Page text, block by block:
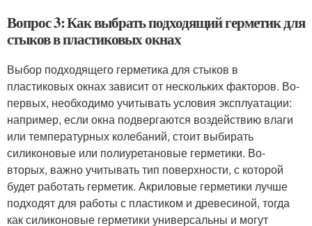
Вопрос 3: Как выбрать подходящий герметик для
стыков в пластиковых окнах
Выбор подходящего герметика для стыков в
пластиковых окнах зависит от нескольких факторов. Во-
первых, необходимо учитывать условия эксплуатации:
например, если окна подвергаются воздействию влаги
или температурных колебаний, стоит выбирать
силиконовые или полиуретановые герметики. Во-
вторых, важно учитывать тип поверхности, с которой
будет работать герметик. Акриловые герметики лучше
подходят для работы с пластиком и древесиной, тогда
как силиконовые герметики универсальны и могут